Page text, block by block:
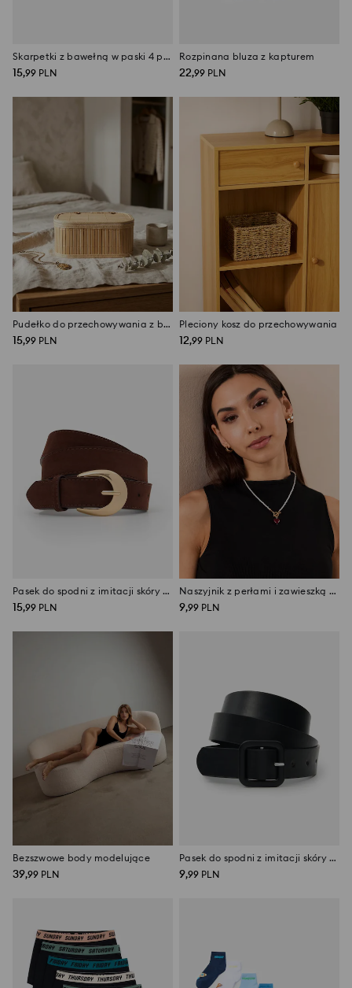
Skarpetki z bawełną w paski 4 pack
15,99 PLN
Rozpinana bluza z kapturem
22,99 PLN
Pudełko do przechowywania z bambusowym wykończeniem
15,99 PLN
Pleciony kosz do przechowywania
12,99 PLN
Pasek do spodni z imitacji skóry ze złotą klamrą
15,99 PLN
Naszyjnik z perłami i zawieszką w kształcie serca
9,99 PLN
Bezszwowe body modelujące
39,99 PLN
Pasek do spodni z imitacji skóry z metalową klamrą
9,99 PLN